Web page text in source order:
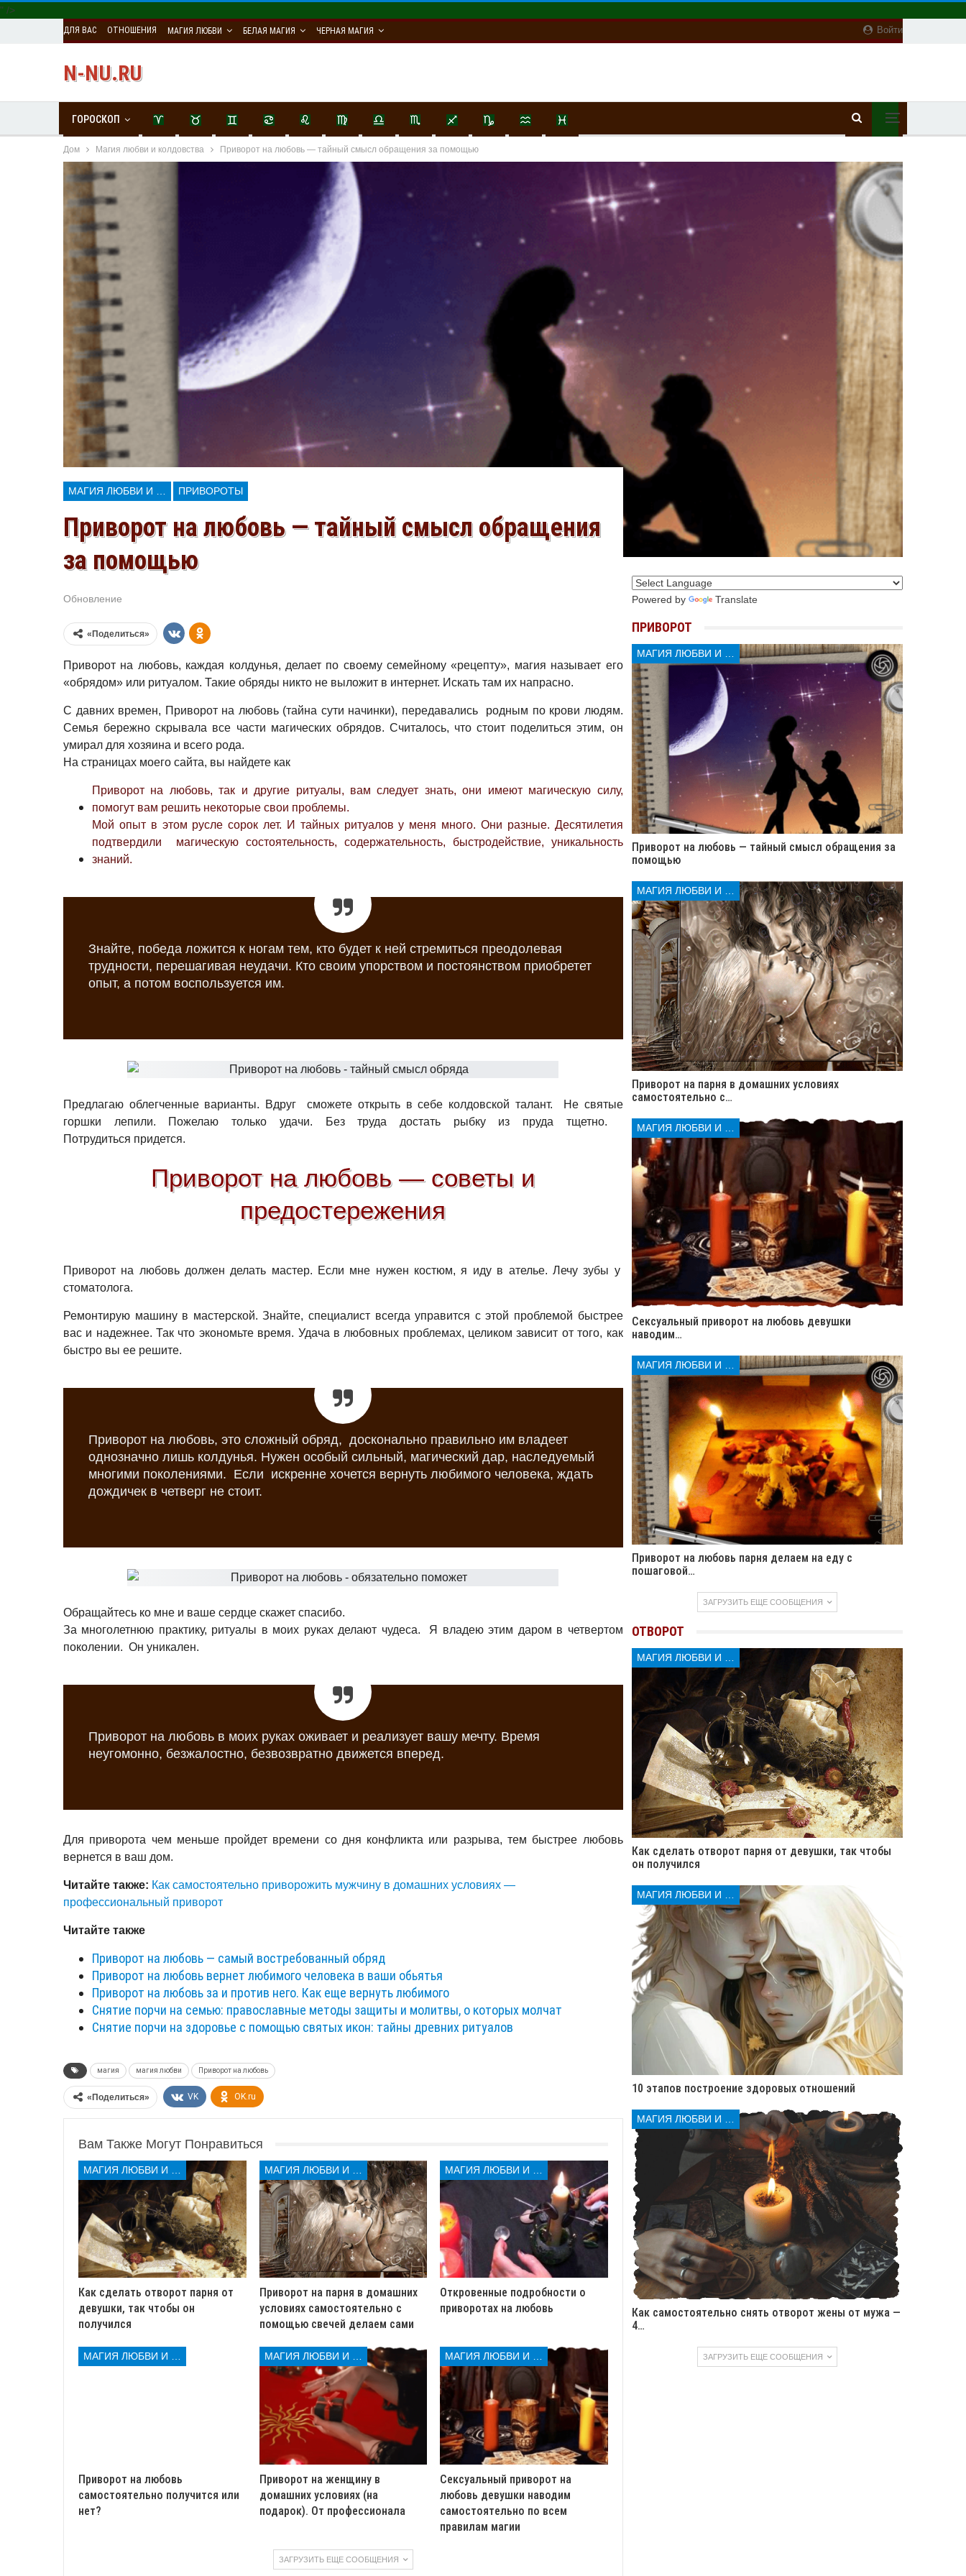
" />
Войти
ДЛЯ ВАС ОТНОШЕНИЯ МАГИЯ ЛЮБВИ БЕЛАЯ МАГИЯ ЧЕРНАЯ МАГИЯ
N-NU.RU
ГОРОСКОП
Дом Магия любви и колдовства Приворот на любовь — тайный смысл обращения за помощью
ПРИВОРОТЫ
Приворот на любовь — тайный смысл обращения
за помощью
Обновление
«Поделиться»
Приворот на любовь, каждая колдунья, делает по своему семейному «рецепту», магия называет его
«обрядом» или ритуалом. Такие обряды никто не выложит в интернет. Искать там их напрасно.
С давних времен, Приворот на любовь (тайна сути начинки), передавались родным по крови людям.
Семья бережно скрывала все части магических обрядов. Считалось, что стоит поделиться этим, он
умирал для хозяина и всего рода.
На страницах моего сайта, вы найдете как
Приворот на любовь, так и другие ритуалы, вам следует знать, они имеют магическую силу,
помогут вам решить некоторые свои проблемы.
Мой опыт в этом русле сорок лет. И тайных ритуалов у меня много. Они разные. Десятилетия
подтвердили магическую состоятельность, содержательность, быстродействие, уникальность
знаний.
Знайте, победа ложится к ногам тем, кто будет к ней стремиться преодолевая
трудности, перешагивая неудачи. Кто своим упорством и постоянством приобретет
опыт, а потом воспользуется им.
Предлагаю облегченные варианты. Вдруг сможете открыть в себе колдовской талант. Не святые
горшки лепили. Пожелаю только удачи. Без труда достать рыбку из пруда тщетно.
Потрудиться придется.
Приворот на любовь — советы и
предостережения
Приворот на любовь должен делать мастер. Если мне нужен костюм, я иду в ателье. Лечу зубы у
стоматолога.
Ремонтирую машину в мастерской. Знайте, специалист всегда управится с этой проблемой быстрее
вас и надежнее. Так что экономьте время. Удача в любовных проблемах, целиком зависит от того, как
быстро вы ее решите.
Приворот на любовь, это сложный обряд, досконально правильно им владеет
однозначно лишь колдунья. Нужен особый сильный, магический дар, наследуемый
многими поколениями. Если искренне хочется вернуть любимого человека, ждать
дождичек в четверг не стоит.
Обращайтесь ко мне и ваше сердце скажет спасибо.
За многолетнюю практику, ритуалы в моих руках делают чудеса. Я владею этим даром в четвертом
поколении. Он уникален.
Приворот на любовь в моих руках оживает и реализует вашу мечту. Время
неугомонно, безжалостно, безвозвратно движется вперед.
Для приворота чем меньше пройдет времени со дня конфликта или разрыва, тем быстрее любовь
вернется в ваш дом.
Читайте также: Как самостоятельно приворожить мужчину в домашних условиях —
профессиональный приворот
Читайте также
Приворот на любовь — самый востребованный обряд
Приворот на любовь вернет любимого человека в ваши обьятья
Приворот на любовь за и против него. Как еще вернуть любимого
Снятие порчи на семью: православные методы защиты и молитвы, о которых молчат
Снятие порчи на здоровье с помощью святых икон: тайны древних ритуалов
магия магия любви Приворот на любовь
«Поделиться» VK OK.ru
Вам Также Могут Понравиться
Как сделать отворот парня от
девушки, так чтобы он
получился
Приворот на парня в домашних
условиях самостоятельно с
помощью свечей делаем сами
Откровенные подробности о
приворотах на любовь
МАГИЯ ЛЮБВИ И КОЛДОВСТВА
Приворот на любовь
самостоятельно получится или
нет?
МАГИЯ ЛЮБВИ И КОЛДОВСТВА
Приворот на женщину в
домашних условиях (на
подарок). От профессионала
МАГИЯ ЛЮБВИ И КОЛДОВСТВА
Сексуальный приворот на
любовь девушки наводим
самостоятельно по всем
правилам магии
ЗАГРУЗИТЬ ЕЩЕ СООБЩЕНИЯ
Powered by Translate
ПРИВОРОТ
Приворот на любовь — тайный смысл обращения за
помощью
Приворот на парня в домашних условиях
самостоятельно с…
Сексуальный приворот на любовь девушки
наводим…
Приворот на любовь парня делаем на еду с
пошаговой…
ЗАГРУЗИТЬ ЕЩЕ СООБЩЕНИЯ
ОТВОРОТ
МАГИЯ ЛЮБВИ И КОЛДОВСТВА
Как сделать отворот парня от девушки, так чтобы
он получился
МАГИЯ ЛЮБВИ И КОЛДОВСТВА
10 этапов построение здоровых отношений
Как самостоятельно снять отворот жены от мужа —
4…
ЗАГРУЗИТЬ ЕЩЕ СООБЩЕНИЯ